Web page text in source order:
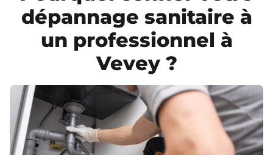
dépannage sanitaire à
un professionnel à
Vevey ?